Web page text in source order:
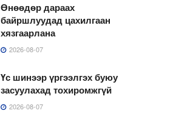
Өнөөдөр дараах
байршлуудад цахилгаан
хязгаарлана
2026-08-07
Үс шинээр үргээлгэх буюу
засуулахад тохиромжгүй
2026-08-07